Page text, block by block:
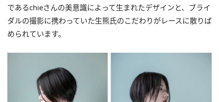
であるchieさんの美意識によって生まれたデザインと、ブライ
ダルの撮影に携わっていた⽣熊氏のこだわりがレースに散りば
められています。